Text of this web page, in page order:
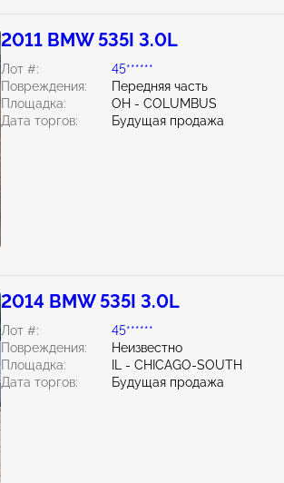
2011 BMW 535I 3.0L
Лот #:
45******
Повреждения:
Передняя часть
Площадка:
OH - COLUMBUS
Дата торгов:
Будущая продажа
2014 BMW 535I 3.0L
Лот #:
45******
Повреждения:
Неизвестно
Площадка:
IL - CHICAGO-SOUTH
Дата торгов:
Будущая продажа